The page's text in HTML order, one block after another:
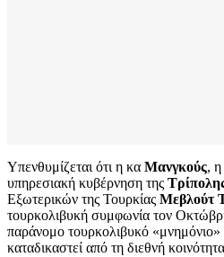
Υπενθυμίζεται ότι η κα Μανγκούς, η
υπηρεσιακή κυβέρνηση της
Εξωτερικών της Τουρκίας Μεβλούτ
τουρκολιβυκή συμφωνία τον
παράνομο τουρκολιβυκό «μνημόνιο»
καταδικαστεί από τη διεθνή